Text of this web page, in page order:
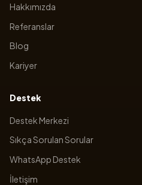
Hakkımızda
Referanslar
Blog
Kariyer
Destek
Destek Merkezi
Sıkça Sorulan Sorular
WhatsApp Destek
İletişim